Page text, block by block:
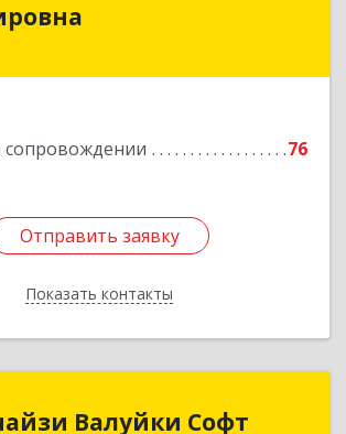
сопровождении 76
Отправить заявку
Показать контакты
Подробнее
Отправить заявку
Назад
Валуйки Софт
Валуйки Софт